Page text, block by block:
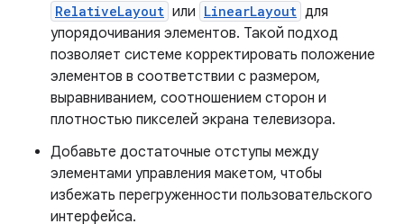
RelativeLayout или LinearLayout для
упорядочивания элементов. Такой подход
позволяет системе корректировать положение
элементов в соответствии с размером,
выравниванием, соотношением сторон и
плотностью пикселей экрана телевизора.
Добавьте достаточные отступы между
элементами управления макетом, чтобы
избежать перегруженности пользовательского
интерфейса.